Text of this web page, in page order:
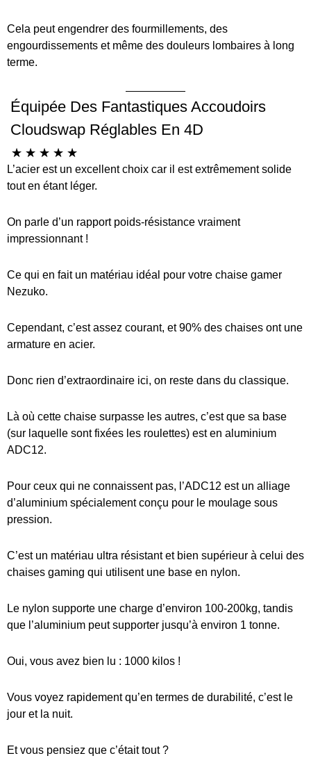
Cela peut engendrer des fourmillements, des
engourdissements et même des douleurs lombaires à long
terme.
Équipée Des Fantastiques Accoudoirs
Cloudswap Réglables En 4D
☆ ☆ ☆ ☆ ☆
L’acier est un excellent choix car il est extrêmement solide
tout en étant léger.
On parle d’un rapport poids-résistance vraiment
impressionnant !
Ce qui en fait un matériau idéal pour votre chaise gamer
Nezuko.
Cependant, c’est assez courant, et 90% des chaises ont une
armature en acier.
Donc rien d’extraordinaire ici, on reste dans du classique.
Là où cette chaise surpasse les autres, c’est que sa base
(sur laquelle sont fixées les roulettes) est en aluminium
ADC12.
Pour ceux qui ne connaissent pas, l’ADC12 est un alliage
d’aluminium spécialement conçu pour le moulage sous
pression.
C’est un matériau ultra résistant et bien supérieur à celui des
chaises gaming qui utilisent une base en nylon.
Le nylon supporte une charge d’environ 100-200kg, tandis
que l’aluminium peut supporter jusqu’à environ 1 tonne.
Oui, vous avez bien lu : 1000 kilos !
Vous voyez rapidement qu’en termes de durabilité, c’est le
jour et la nuit.
Et vous pensiez que c’était tout ?